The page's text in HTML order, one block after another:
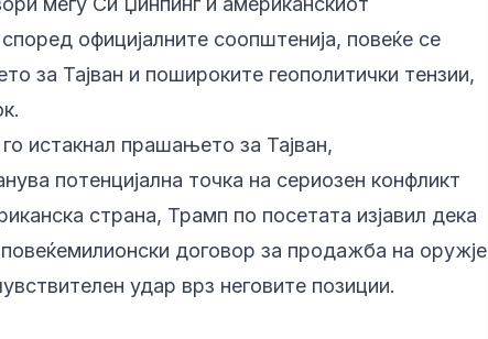
официјалните соопштенија, повеќе се
за Тајван и пошироките геополитички тензии,
истакнал прашањето за Тајван,
потенцијална точка на сериозен конфликт
страна, Трамп по посетата изјавил дека
договор за продажба на оружје
удар врз неговите позиции.